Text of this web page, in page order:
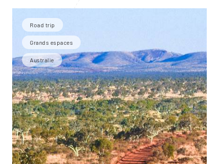
Road trip
Grands espaces
Australie